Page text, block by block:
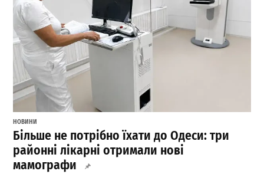
НОВИНИ
Більше не потрібно їхати до Одеси: три
районні лікарні отримали нові
мамографи